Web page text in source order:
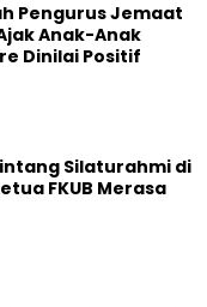
Pengurus Jemaat
Anak-Anak
Dinilai Positif
Silaturahmi di
Merasa